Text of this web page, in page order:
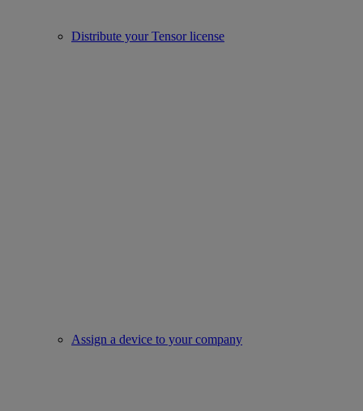
Distribute your Tensor license
Assign a device to your company